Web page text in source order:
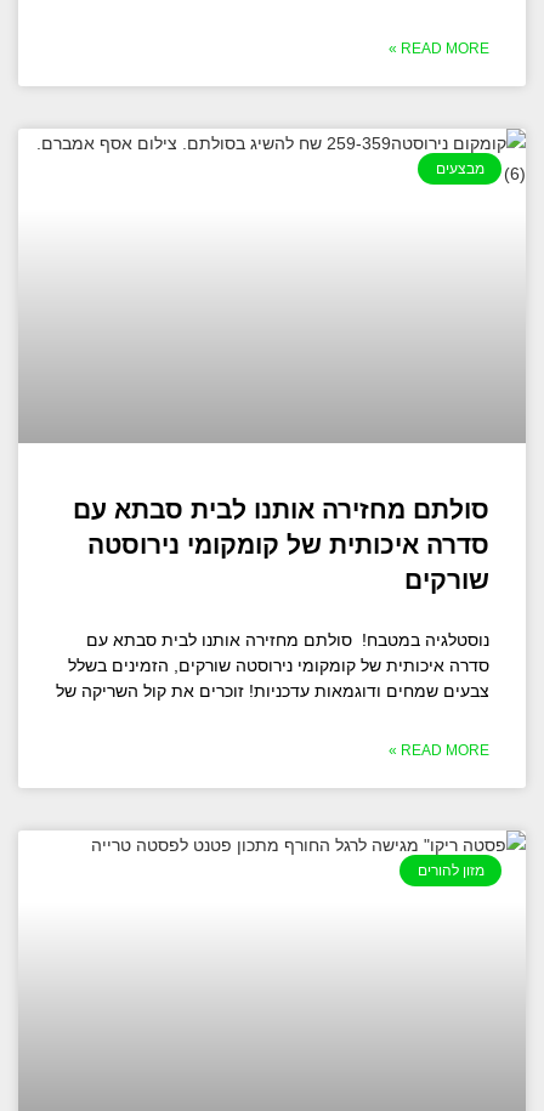
READ MORE »
מבצעים
סולתם מחזירה אותנו לבית סבתא עם
סדרה איכותית של קומקומי נירוסטה
שורקים
נוסטלגיה במטבח! סולתם מחזירה אותנו לבית סבתא עם
סדרה איכותית של קומקומי נירוסטה שורקים, הזמינים בשלל
צבעים שמחים ודוגמאות עדכניות! זוכרים את קול השריקה של
READ MORE »
מזון להורים